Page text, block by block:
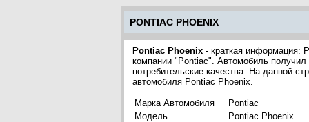
PONTIAC PHOENIX
Pontiac Phoenix - краткая информация:
компании "Pontiac". Автомобиль
потребительские качества. На данной
автомобиля Pontiac Phoenix.
Марка Автомобиля
Pontiac
Модель
Pontiac Phoenix